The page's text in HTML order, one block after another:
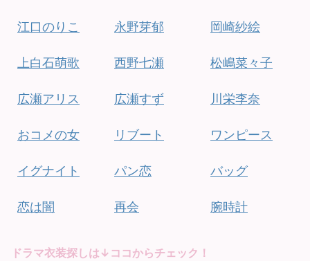
江口のりこ
上白石萌歌
広瀬アリス
おコメの女
イグナイト
恋は闇
永野芽郁
西野七瀬
広瀬すず
リブート
パン恋
再会
岡崎紗絵
松嶋菜々子
川栄李奈
ワンピース
バッグ
腕時計
ドラマ衣装探しは↓ココからチェック！